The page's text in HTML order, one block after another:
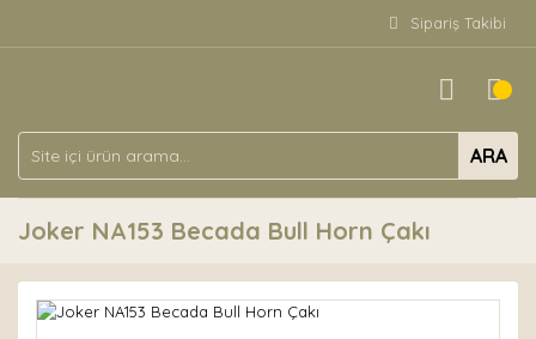
Sipariş Takibi
ARA
Joker NA153 Becada Bull Horn Çakı